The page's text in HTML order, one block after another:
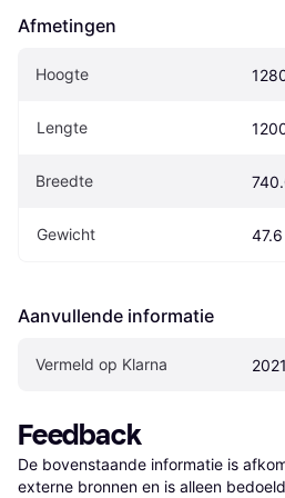
Afmetingen
Hoogte
Lengte
Breedte
Gewicht
Aanvullende informatie
Vermeld op Klarna
Feedback
De bovenstaande informatie is
externe bronnen en is alleen